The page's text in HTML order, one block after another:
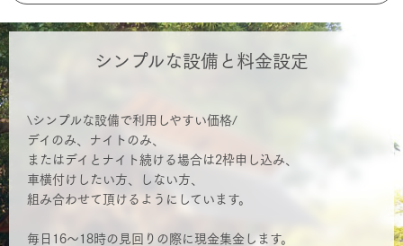
シンプルな設備と料金設定
\シンプルな設備で利用しやすい価格/
デイのみ、ナイトのみ、
またはデイとナイト続ける場合は2枠申し込み、
車横付けしたい方、しない方、
組み合わせて頂けるようにしています。
毎日16〜18時の見回りの際に現金集金します。